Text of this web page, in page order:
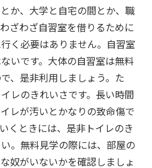
か、大学と自宅の間とか、職
ざわざ自習室を借りるために
く必要はありません。自習室
いです。大体の自習室は無料
、是非利用しましょう。た
レのきれいさです。長い時間
レが汚いとかなりの致命傷で
くときには、是非トイレのき
。無料見学の際には、部屋の
奴がいないかを確認しましょ